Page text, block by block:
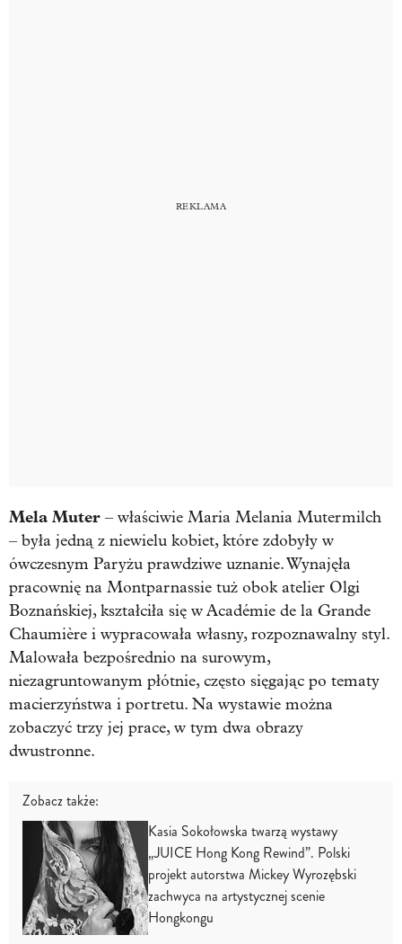
Mela Muter – właściwie Maria Melania Mutermilch
– była jedną z niewielu kobiet, które zdobyły w
ówczesnym Paryżu prawdziwe uznanie. Wynajęła
pracownię na Montparnassie tuż obok atelier Olgi
Boznańskiej, kształciła się w Académie de la Grande
Chaumière i wypracowała własny, rozpoznawalny styl.
Malowała bezpośrednio na surowym,
niezagruntowanym płótnie, często sięgając po tematy
macierzyństwa i portretu. Na wystawie można
zobaczyć trzy jej prace, w tym dwa obrazy
dwustronne.
Zobacz także:
Kasia Sokołowska twarzą wystawy
„JUICE Hong Kong Rewind”. Polski
projekt autorstwa Mickey Wyrozębski
zachwyca na artystycznej scenie
Hongkongu